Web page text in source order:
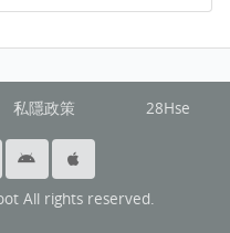
私隱政策 28Hse
All rights reserved.